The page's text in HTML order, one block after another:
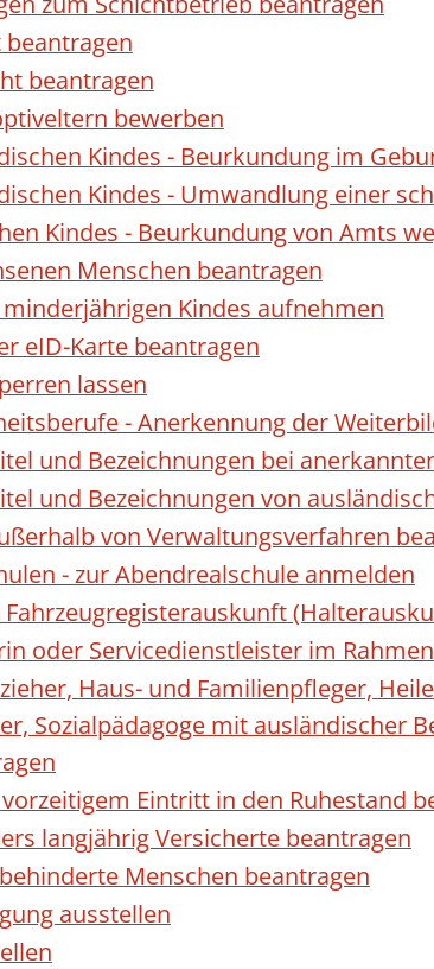
beantragen
beantragen
bewerben
Kindes - Beurkundung im
Kindes - Umwandlung einer
Kindes - Beurkundung von Amts
Menschen beantragen
Kindes aufnehmen
eID-Karte beantragen
lassen
- Anerkennung der
und Bezeichnungen bei
und Bezeichnungen von
von Verwaltungsverfahren
- zur Abendrealschule anmelden
oder Servicedienstleister im
Haus- und Familienpfleger,
Sozialpädagoge mit ausländischer
Eintritt in den Ruhestand
langjährig Versicherte beantragen
Menschen beantragen
ausstellen